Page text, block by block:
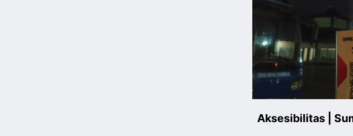
Aksesibilitas |